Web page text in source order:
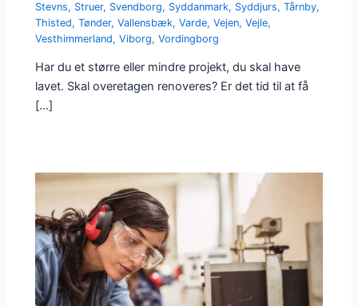
Stevns, Struer, Svendborg, Syddanmark, Syddjurs,Tårnby,
Thisted,Tønder,Vallensbæk,Varde,Vejen,Vejle,
Vesthimmerland,Viborg,Vordingborg
Har du et større eller mindre projekt, du skal have
lavet. Skal overetagen renoveres? Er det tid til at få
[…]